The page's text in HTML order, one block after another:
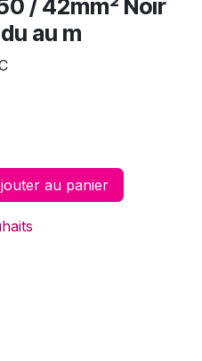
/ 42mm² Noir
au m
au panier